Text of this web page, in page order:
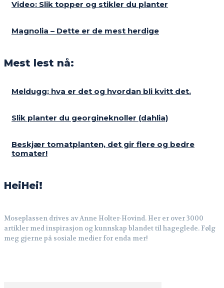
Video: Slik topper og stikler du planter
Magnolia – Dette er de mest herdige
Mest lest nå:
Meldugg; hva er det og hvordan bli kvitt det.
Slik planter du georgineknoller (dahlia)
Beskjær tomatplanten, det gir flere og bedre
tomater!
HeiHei!
Moseplassen drives av Anne Holter-Hovind. Her er over 3000
artikler med inspirasjon og kunnskap blandet til hageglede. Følg
meg gjerne på sosiale medier for enda mer!